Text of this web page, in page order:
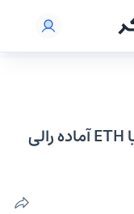
پیش بینی قیمت اتریوم ۱۰ مهر | آیا ETH آماده رالی